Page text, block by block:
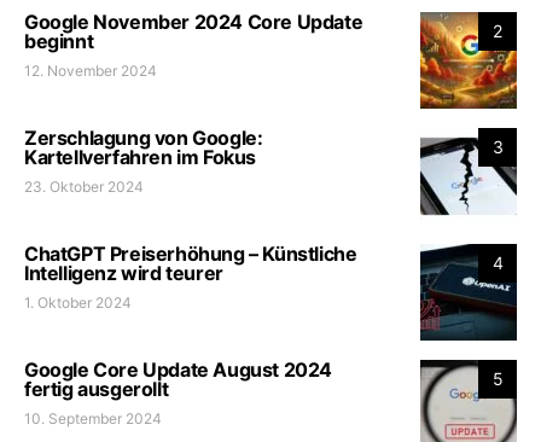
2
Google November 2024 Core Update
beginnt
12. November 2024
3
Zerschlagung von Google:
Kartellverfahren im Fokus
23. Oktober 2024
4
ChatGPT Preiserhöhung – Künstliche
Intelligenz wird teurer
1. Oktober 2024
5
Google Core Update August 2024
fertig ausgerollt
10. September 2024